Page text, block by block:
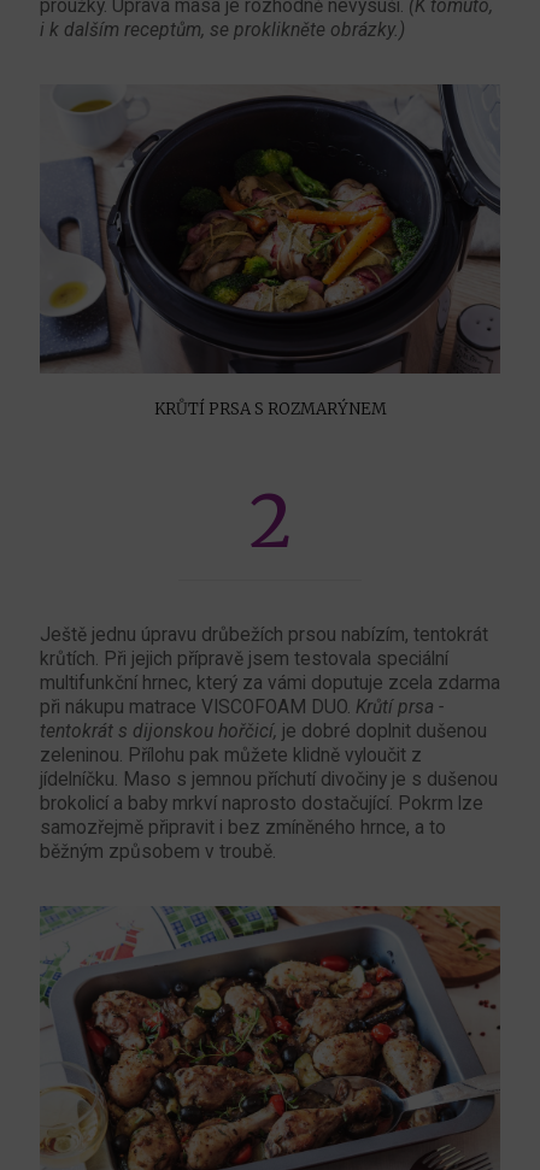
proužky. Úprava masa je rozhodně nevysuší. (K tomuto,
i k dalším receptům, se proklikněte obrázky.)
KRŮTÍ PRSA S ROZMARÝNEM
2
Ještě jednu úpravu drůbežích prsou nabízím, tentokrát
krůtích. Při jejich přípravě jsem testovala speciální
multifunkční hrnec, který za vámi doputuje zcela zdarma
při nákupu matrace VISCOFOAM DUO. Krůtí prsa -
tentokrát s dijonskou hořčicí, je dobré doplnit dušenou
zeleninou. Přílohu pak můžete klidně vyloučit z
jídelníčku. Maso s jemnou příchutí divočiny je s dušenou
brokolicí a baby mrkví naprosto dostačující. Pokrm lze
samozřejmě připravit i bez zmíněného hrnce, a to
běžným způsobem v troubě.